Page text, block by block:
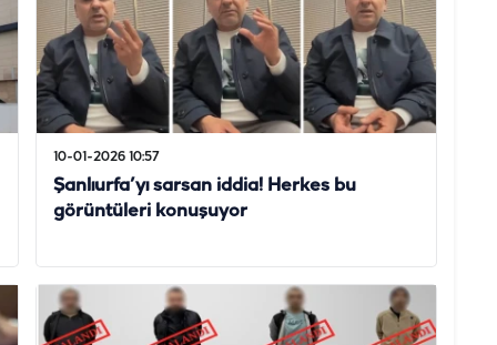
10-01-2026 10:57
Şanlıurfa’yı sarsan iddia! Herkes bu
görüntüleri konuşuyor